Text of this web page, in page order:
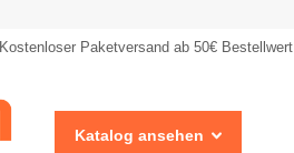
Kostenloser Paketversand ab 50€ Bestellwert
Katalog ansehen